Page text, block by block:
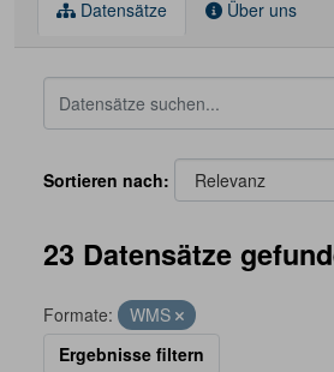
Datensätze Über uns
Sortieren nach
23 Datensätze
Formate:
WMS
Ergebnisse filtern